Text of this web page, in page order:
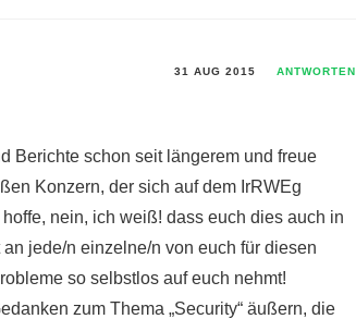
31 AUG 2015 ANTWORTEN
Berichte schon seit längerem und freue
Konzern, der sich auf dem IrRWEg
nein, ich weiß! dass euch dies auch in
jede/n einzelne/n von euch für diesen
so selbstlos auf euch nehmt!
zum Thema „Security“ äußern, die